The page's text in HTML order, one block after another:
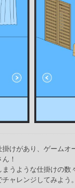
けがあり、ゲームオ
！
うような仕掛けの数
ャレンジしてみよう。